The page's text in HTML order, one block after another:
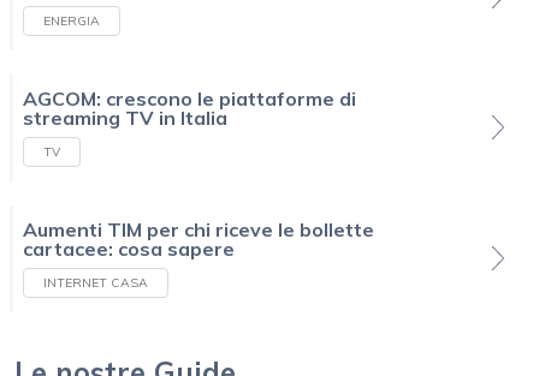
ENERGIA
AGCOM: crescono le piattaforme di
streaming TV in Italia
TV
Aumenti TIM per chi riceve le bollette
cartacee: cosa sapere
INTERNET CASA